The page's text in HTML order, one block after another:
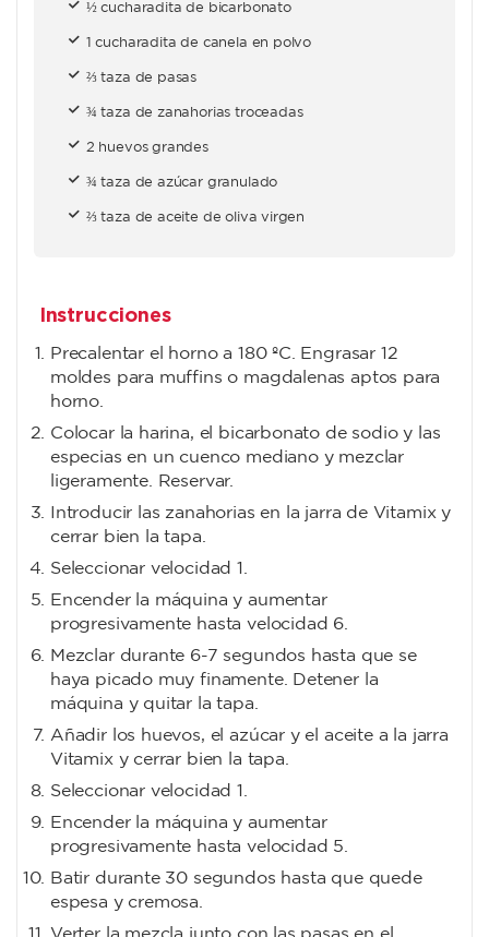
½ cucharadita de bicarbonato
1 cucharadita de canela en polvo
⅔ taza de pasas
¾ taza de zanahorias troceadas
2 huevos grandes
¾ taza de azúcar granulado
⅔ taza de aceite de oliva virgen
Instrucciones
Precalentar el horno a 180 ºC. Engrasar 12
moldes para muffins o magdalenas aptos para
horno.
Colocar la harina, el bicarbonato de sodio y las
especias en un cuenco mediano y mezclar
ligeramente. Reservar.
Introducir las zanahorias en la jarra de Vitamix y
cerrar bien la tapa.
Seleccionar velocidad 1.
Encender la máquina y aumentar
progresivamente hasta velocidad 6.
Mezclar durante 6-7 segundos hasta que se
haya picado muy finamente. Detener la
máquina y quitar la tapa.
Añadir los huevos, el azúcar y el aceite a la jarra
Vitamix y cerrar bien la tapa.
Seleccionar velocidad 1.
Encender la máquina y aumentar
progresivamente hasta velocidad 5.
Batir durante 30 segundos hasta que quede
espesa y cremosa.